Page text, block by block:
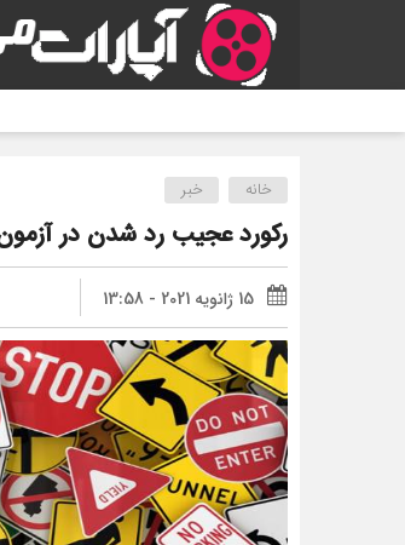
خانه خبر
رکورد عجیب رد شدن در
15 ژانویه 2021 - 13:58